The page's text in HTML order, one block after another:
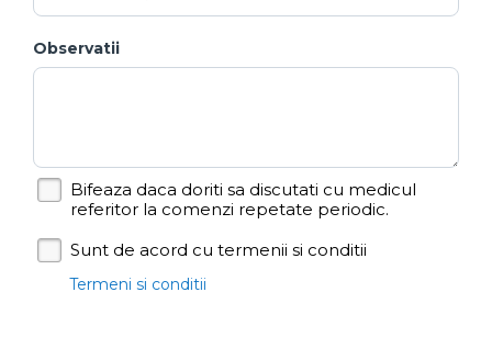
Observatii
Bifeaza daca doriti sa discutati cu medicul
referitor la comenzi repetate periodic.
Sunt de acord cu termenii si conditii
Termeni si conditii